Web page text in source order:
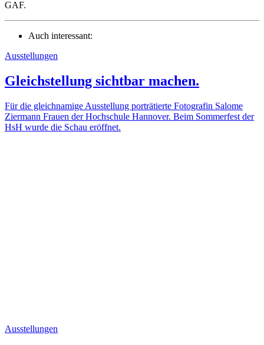
GAF.
Auch interessant:
Ausstellungen
Gleichstellung sichtbar machen.
Für die gleichnamige Ausstellung porträtierte Fotografin Salome
Ziermann Frauen der Hochschule Hannover. Beim Sommerfest der
HsH wurde die Schau eröffnet.
Ausstellungen